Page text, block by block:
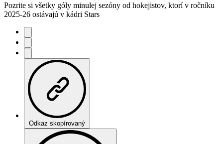
Pozrite si všetky góly minulej sezóny od hokejistov, ktorí v ročníku
2025-26 ostávajú v kádri Stars
Odkaz skopírovaný